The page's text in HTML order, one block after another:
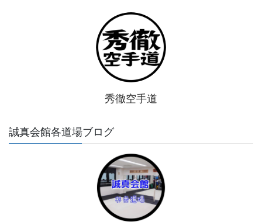
秀徹空手道
誠真会館各道場ブログ